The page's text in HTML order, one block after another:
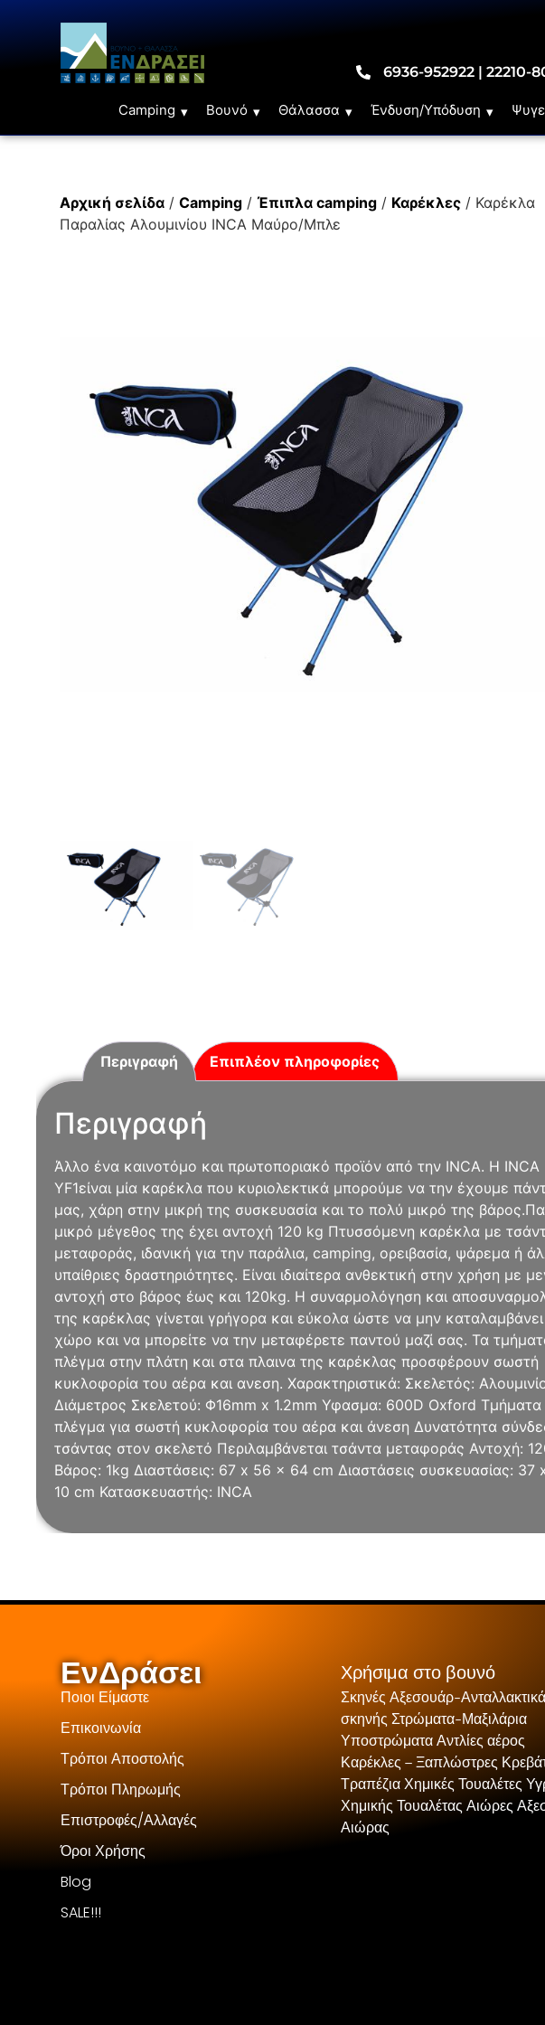
6936-952922 | 22210-
Camping Βουνό Θάλασσα Ένδυση/Υπόδυση
Αρχική σελίδα /Camping / Έπιπλα camping / Καρέκλες / Καρέκλα
Παραλίας Αλουμινίου INCA Μαύρο/Μπλε
Περιγραφή Επιπλέον πληροφορίες
Περιγραφή
Άλλο ένα καινοτόμο και πρωτοποριακό προϊόν από την INCA. Η INCA
YF1είναι μία καρέκλα που κυριολεκτικά μπορούμε να την έχουμε
μας, χάρη στην μικρή της συσκευασία και το πολύ μικρό της
μικρό μέγεθος της έχει αντοχή 120 kg Πτυσσόμενη καρέκλα με
μεταφοράς, ιδανική για την παράλια, camping, ορειβασία, ψάρεμα ή
υπαίθριες δραστηριότητες. Είναι ιδιαίτερα ανθεκτική στην χρήση με
αντοχή στο βάρος έως και 120kg. Η συναρμολόγηση και
της καρέκλας γίνεται γρήγορα και εύκολα ώστε να μην
χώρο και να μπορείτε να την μεταφέρετε παντού μαζί σας. Τα
πλέγμα στην πλάτη και στα πλαινα της καρέκλας προσφέρουν σωστή
κυκλοφορία του αέρα και ανεση. Χαρακτηριστικά: Σκελετός:
Διάμετρος Σκελετού: Φ16mm x 1.2mm Υφασμα: 600D Oxford
πλέγμα για σωστή κυκλοφορία του αέρα και άνεση Δυνατότητα
τσάντας στον σκελετό Περιλαμβάνεται τσάντα μεταφοράς Αντοχή:
Βάρος: 1kg Διαστάσεις: 67 x 56 x 64 cm Διαστάσεις συσκευασίας: 37
10 cm Κατασκευαστής: INCA
ΕνΔράσει
Ποιοι Είμαστε
Επικοινωνία
Τρόποι Αποστολής
Τρόποι Πληρωμής
Επιστροφές/Αλλαγές
Όροι Χρήσης
Blog
SALE!!!
Χρήσιμα στο βουνό
Σκηνές Αξεσουάρ-Ανταλλακτικά
σκηνής Στρώματα-Μαξιλάρια
Υποστρώματα Αντλίες αέρος
Καρέκλες – Ξαπλώστρες
Τραπέζια Χημικές Τουαλέτες
Χημικής Τουαλέτας Αιώρες
Αιώρας